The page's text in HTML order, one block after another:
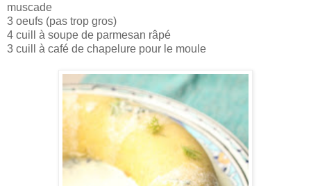
muscade
3 oeufs (pas trop gros)
4 cuill à soupe de parmesan râpé
3 cuill à café de chapelure pour le moule